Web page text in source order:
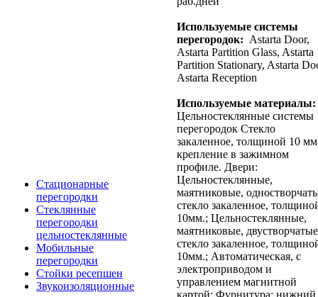
Стационарные
перегородки
Стеклянные
перегородки
цельностеклянные
Мобильные
перегородки
Стойки ресепшен
Звукоизоляционные
Используемые системы
перегородок: Astarta Door,
Astarta Partition Glass, Astarta
Partition Stationary, Astarta
Astarta Reception
Используемые материалы:
Цельностеклянные системы
перегородок Стекло
закаленное, толщиной 10
крепление в зажимном
профиле. Двери:
Цельностеклянные,
маятниковые,
стекло закаленное,
10мм.; Цельностеклянные,
маятниковые,
стекло закаленное,
10мм.; Автоматическая, с
электроприводом и
управлением магнитной
картой; Фурнитура: нижний